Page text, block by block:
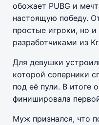
обожает PUBG и
настоящую победу.
простые игроки, но
разработчиками из
Для девушки
которой соперники
под её пули. В итоге
финишировала
Муж признался, что